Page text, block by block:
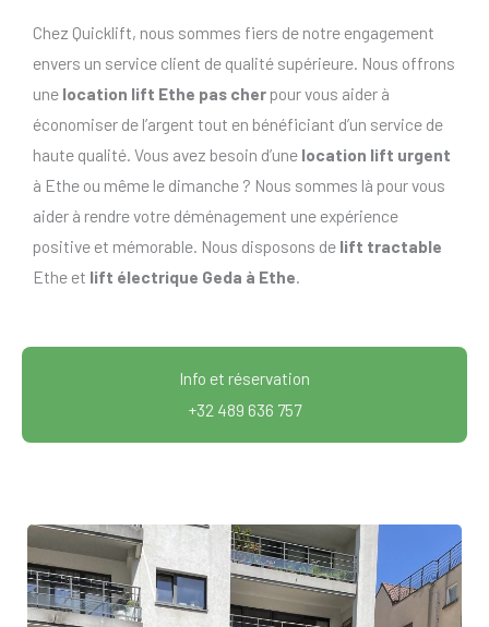
Chez Quicklift, nous sommes fiers de notre engagement
envers un service client de qualité supérieure. Nous offrons
une location lift Ethe pas cher pour vous aider à
économiser de l’argent tout en bénéficiant d’un service de
haute qualité. Vous avez besoin d’une location lift urgent
à Ethe ou même le dimanche ? Nous sommes là pour vous
aider à rendre votre déménagement une expérience
positive et mémorable. Nous disposons de lift tractable
Ethe et lift électrique Geda à Ethe.
Info et réservation
+32 489 636 757